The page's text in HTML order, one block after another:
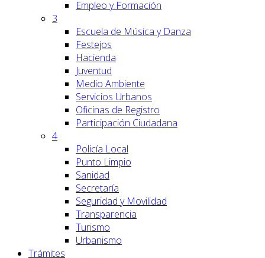
Empleo y Formación
3
Escuela de Música y Danza
Festejos
Hacienda
Juventud
Medio Ambiente
Servicios Urbanos
Oficinas de Registro
Participación Ciudadana
4
Policía Local
Punto Limpio
Sanidad
Secretaría
Seguridad y Movilidad
Transparencia
Turismo
Urbanismo
Trámites